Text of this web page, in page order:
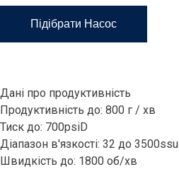
Підібрати Насос
Дані про продуктивність
Продуктивність до: 800 г / хв
Тиск до: 700psiD
Діапазон в'язкості: 32 до 3500ssu
Швидкість до: 1800 об/хв